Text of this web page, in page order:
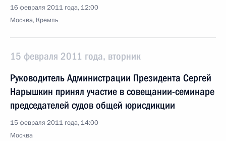
16 февраля 2011 года, 12:00
Москва, Кремль
15 февраля 2011 года, вторник
Руководитель Администрации Президента Сергей
Нарышкин принял участие в совещании-семинаре
председателей судов общей юрисдикции
15 февраля 2011 года, 14:00
Москва